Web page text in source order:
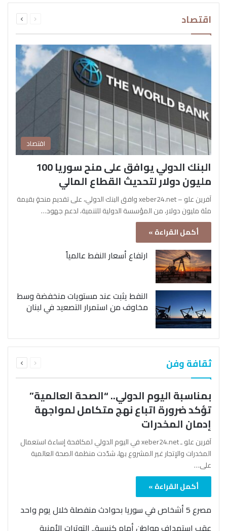
اقتصاد الصفحةالصفحة
اقتصاد
البنك الدولي يوافق على منح سوريا 100
مليون دولار لتحديث القطاع المالي
آفرين علو – xeber24.net وافق البنك الدولي، على تقديم منحةٍ بقيمة
مئة مليون دولار، من المؤسسة الدولية للتنمية، لدعم جهود…
أكمل القراءة »
ارتفاع أسعار النفط عالمياً
النفط يثبت عند مستويات منخفضة وسط
مخاوف من استمرار التصعيد في لبنان
ثقافة وفن الصفحةالصفحة
بمناسبة اليوم الدولي.. “الصحة العالمية”
تؤكد ضرورة اتباع نهج متكامل لمواجهة
إدمان المخدرات
آفرين علو ـ xeber24.net في اليوم الدولي لمكافحة إساءة استعمال
المخدرات والإتجار غير المشروع بها، شدّدت منظمة الصحة العالمية
على…
أكمل القراءة »
مصرع 5 أشخاص في سوريا بحوادث منفصلة خلال يوم واحد
عقب استهداف مواطن أمام كنيسة.. التوترات الأمنية